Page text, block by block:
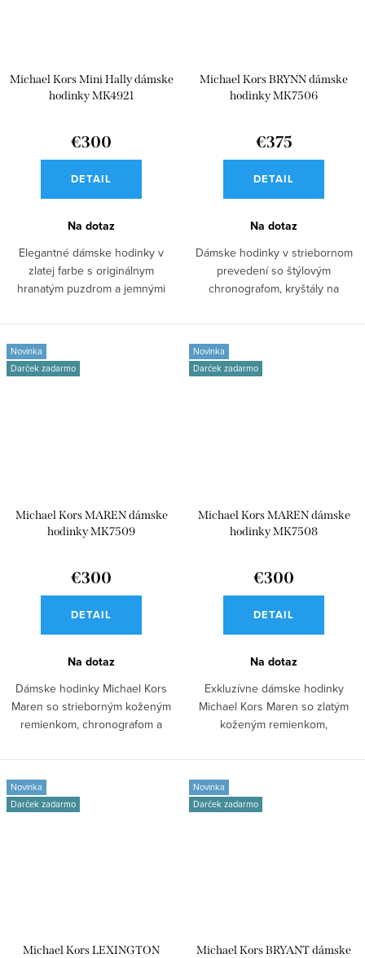
Michael Kors Mini Hally dámske
hodinky MK4921
€300
DETAIL
Na dotaz
Elegantné dámske hodinky v
zlatej farbe s originálnym
hranatým puzdrom a jemnými
Michael Kors BRYNN dámske
hodinky MK7506
€375
DETAIL
Na dotaz
Dámske hodinky v striebornom
prevedení so štýlovým
chronografom, kryštály na
Novinka
Darček zadarmo
Michael Kors MAREN dámske
hodinky MK7509
€300
DETAIL
Na dotaz
Dámske hodinky Michael Kors
Maren so strieborným koženým
remienkom, chronografom a
Novinka
Darček zadarmo
Michael Kors MAREN dámske
hodinky MK7508
€300
DETAIL
Na dotaz
Exkluzívne dámske hodinky
Michael Kors Maren so zlatým
koženým remienkom,
Novinka
Darček zadarmo
Michael Kors LEXINGTON
Novinka
Darček zadarmo
Michael Kors BRYANT dámske